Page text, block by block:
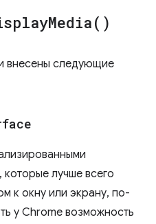
Media( )
внесены следующие
которые лучше всего
к окну или экрану, по-
у Chrome возможность